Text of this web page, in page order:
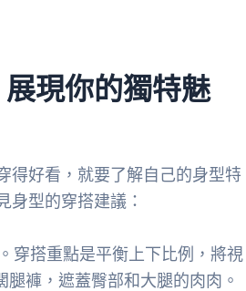
現你的獨特魅
得好看，就要了解自己的身型特
身型的穿搭建議：
穿搭重點是平衡上下比例，將視
褲，遮蓋臀部和大腿的肉肉。